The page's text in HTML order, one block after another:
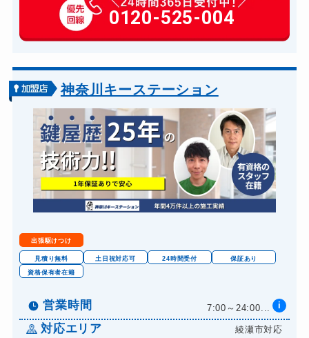
玄関カギ作成 14,300円～(税込)
玄関カギ交換 14,300円～(税込)
バイクカギ開け 13,200円～(税込)
バイクカギ作成 16,500円～(税込)
スーツケースカギ開け 8,800円～(税込)
スーツケースカギ作成 8,800円～(税込)
金庫カギ開け 14,300円～(税込)
金庫カギ修理 11,000円～(税込)
金庫カギ交換
ロッカーカギ開け 8,800円～(税込)
ドアノブカギ開け
ドアノブカギ作成 8,800円～(税込)
ドアノブカギ交換 11,000円～(税込)
0120-525-004
神奈川キーステーション
出張駆けつけ
見積り無料 土日祝対応可 24時間受付
保証あり
資格保有者在籍
営業時間 7:00～24:00... i
対応エリア 綾瀬市対応